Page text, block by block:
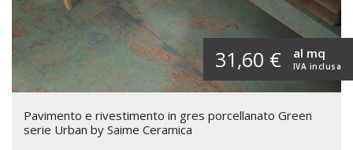
31,60 € IVA inclusa
al mq
Pavimento e rivestimento in gres porcellanato Green
serie Urban by Saime Ceramica